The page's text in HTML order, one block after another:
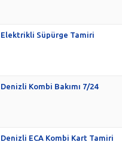
Elektrikli Süpürge Tamiri
Denizli Kombi Bakımı 7/24
Denizli ECA Kombi Kart Tamiri